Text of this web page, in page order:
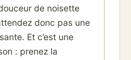
de noisette
donc pas une
Et c’est une
: prenez la